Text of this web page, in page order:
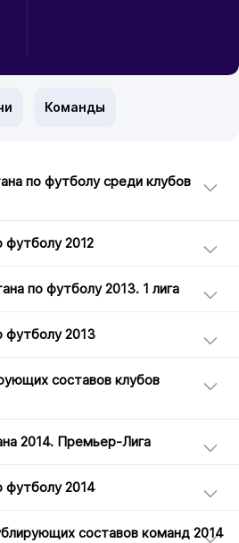
Команды
по футболу среди клубов
футболу 2012
по футболу 2013. 1 лига
футболу 2013
составов клубов
2014. Премьер-Лига
футболу 2014
составов команд 2014